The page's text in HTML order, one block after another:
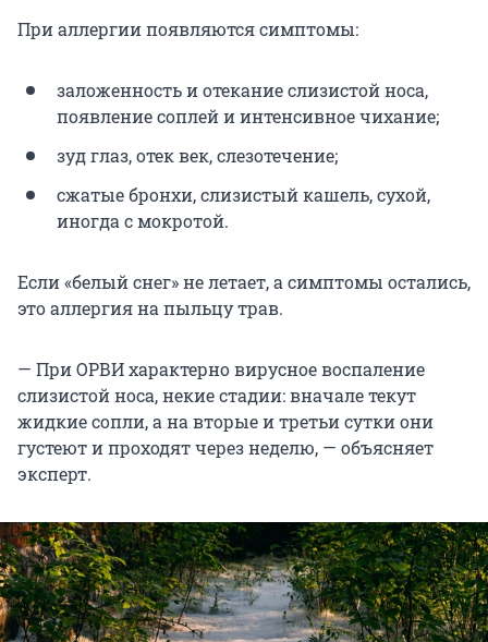
При аллергии появляются симптомы:
заложенность и отекание слизистой носа,
появление соплей и интенсивное чихание;
зуд глаз, отек век, слезотечение;
сжатые бронхи, слизистый кашель, сухой,
иногда с мокротой.
Если «белый снег» не летает, а симптомы остались,
это аллергия на пыльцу трав.
— При ОРВИ характерно вирусное воспаление
слизистой носа, некие стадии: вначале текут
жидкие сопли, а на вторые и третьи сутки они
густеют и проходят через неделю, — объясняет
эксперт.